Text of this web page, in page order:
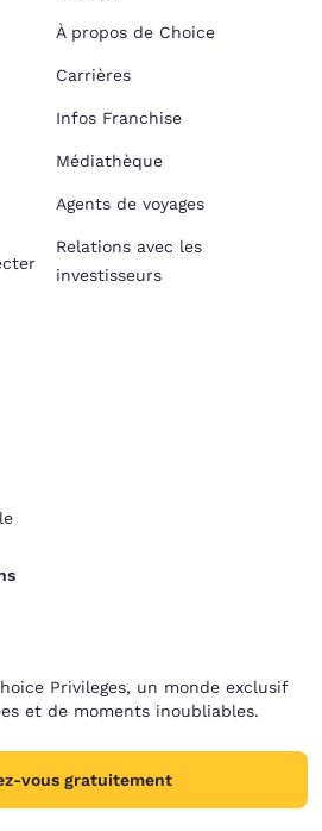
À propos de Choice
Carrières
Infos Franchise
Médiathèque
Agents de voyages
Relations avec les
investisseurs
Privileges, un monde exclusif
et de moments inoubliables.
vous gratuitement